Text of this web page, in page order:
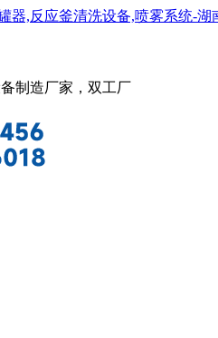
制造厂家，双工厂
分钟带你熟悉硬质合
钽（TaC）、碳化铌（NbC）
结相，经粉末冶金技术制造的
化相含量和晶粒粒度，即硬化相
也越大。硬质合金的韧性由粘结
，抗弯强度越大。